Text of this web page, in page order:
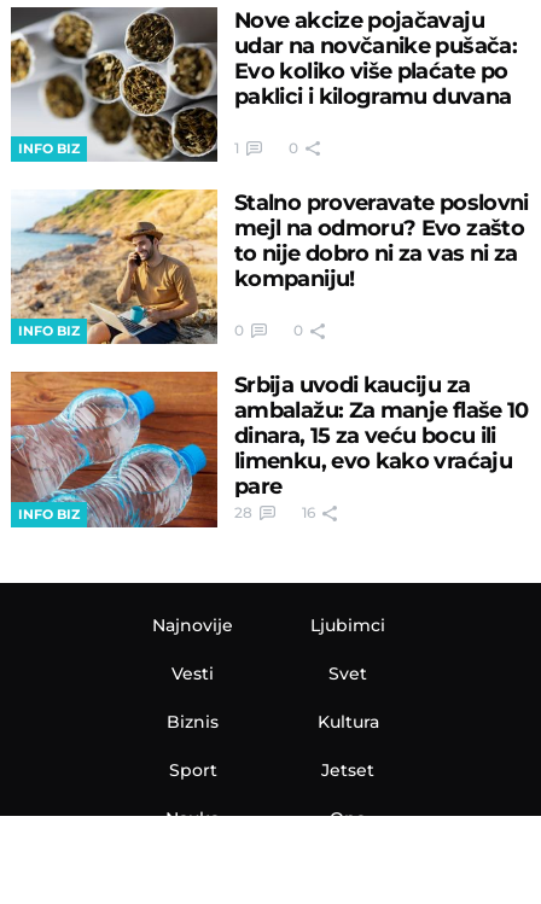
INFO BIZ
Nove akcize pojačavaju
udar na novčanike pušača:
Evo koliko više plaćate po
paklici i kilogramu duvana
1 0
INFO BIZ
Stalno proveravate poslovni
mejl na odmoru? Evo zašto
to nije dobro ni za vas ni za
kompaniju!
0 0
INFO BIZ
Srbija uvodi kauciju za
ambalažu: Za manje flaše 10
dinara, 15 za veću bocu ili
limenku, evo kako vraćaju
pare
28 16
Najnovije
Vesti
Biznis
Sport
Nauka
Ljubimci
Svet
Kultura
Jetset
Ona